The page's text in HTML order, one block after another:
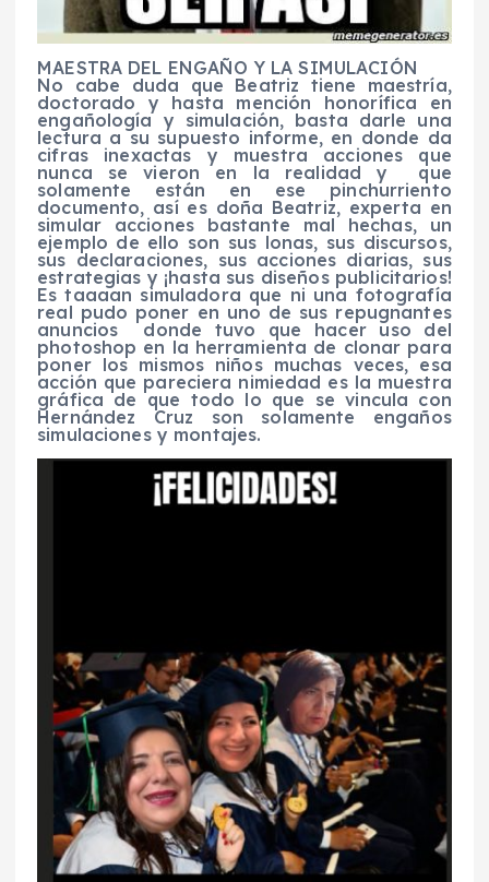
MAESTRA DEL ENGAÑO Y LA SIMULACIÓN
No cabe duda que Beatriz tiene maestría,
doctorado y hasta mención honorífica en
engañología y simulación, basta darle una
lectura a su supuesto informe, en donde da
cifras inexactas y muestra acciones que
nunca se vieron en la realidad y que
solamente están en ese pinchurriento
documento, así es doña Beatriz, experta en
simular acciones bastante mal hechas, un
ejemplo de ello son sus lonas, sus discursos,
sus declaraciones, sus acciones diarias, sus
estrategias y ¡hasta sus diseños publicitarios!
Es taaaan simuladora que ni una fotografía
real pudo poner en uno de sus repugnantes
anuncios donde tuvo que hacer uso del
photoshop en la herramienta de clonar para
poner los mismos niños muchas veces, esa
acción que pareciera nimiedad es la muestra
gráfica de que todo lo que se vincula con
Hernández Cruz son solamente engaños
simulaciones y montajes.